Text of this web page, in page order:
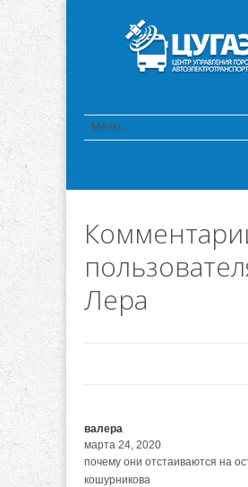
Лера
валера
марта 24, 2020
почему они отстаиваются на
кошурникова